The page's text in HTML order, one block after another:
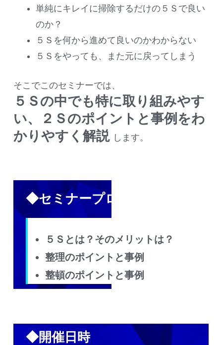
単純にキレイに掃除するだけの５Ｓで良い
のか？
５Ｓを何から進めて良いのかわからない
５Ｓをやっても、また元に戻ってしまう
そこでこのセミナーでは、
５Ｓの中でも特に取り組みやす
い、２Ｓのポイントと事例をわ
かりやすく解説 します。
◆セミナープログラム
５Ｓとは？そのメリットは？
整理のポイントと事例
整頓のポイントと事例
◆開催日時